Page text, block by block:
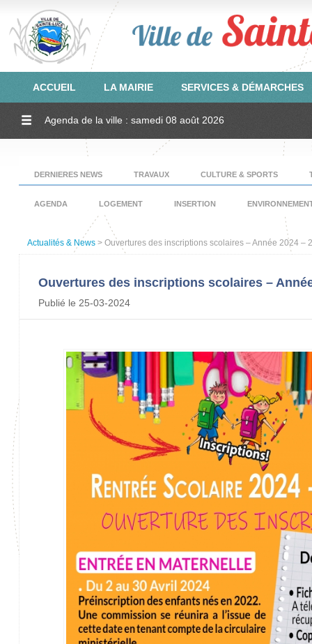
ACCUEIL LA MAIRIE SERVICES & DÉMARCHES
Agenda de la ville : samedi 08 août 2026
DERNIERES NEWS TRAVAUX CULTURE & SPORTS
AGENDA LOGEMENT INSERTION
Actualités & News > Ouvertures des inscriptions scolaires – Année 2024 –
Ouvertures des inscriptions scolaires –
Publié le 25-03-2024